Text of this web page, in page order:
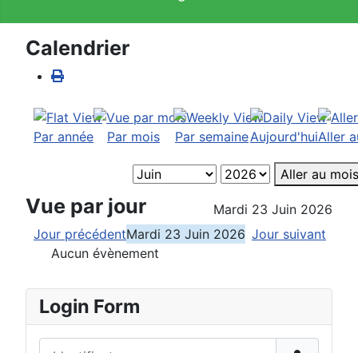
Calendrier
Par année Par mois Par semaineAujourd'huiAller
Aller au mois
Vue par jour
Mardi 23 Juin 2026
Jour précédentMardi 23 Juin 2026 Jour suivant
Aucun évènement
Login Form